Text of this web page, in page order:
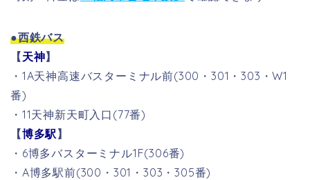
●西鉄バス
【天神】
・1A天神高速バスターミナル前(300・301・303・W1
番)
・11天神新天町入口(77番)
【博多駅 】
・6博多バスターミナル1F(306番)
・A博多駅前(300・301・303・305番)